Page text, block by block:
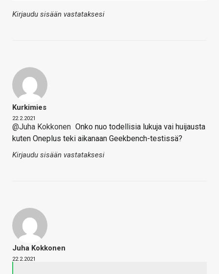
Kirjaudu sisään vastataksesi
Kurkimies
22.2.2021
@Juha Kokkonen Onko nuo todellisia lukuja vai huijausta
kuten Oneplus teki aikanaan Geekbench-testissä?
Kirjaudu sisään vastataksesi
Juha Kokkonen
22.2.2021